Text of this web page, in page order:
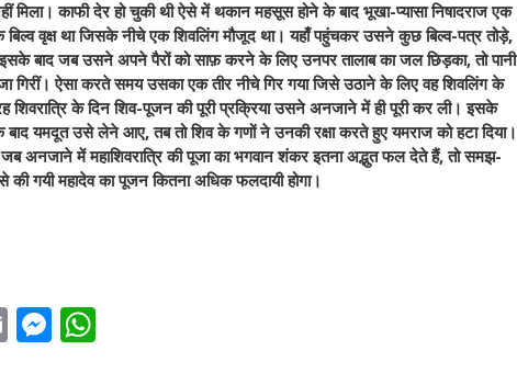
मिला। काफी देर हो चुकी थी ऐसे में थकान महसूस होने के बाद भूखा-प्यासा निषादराज एक
बिल्व वृक्ष था जिसके नीचे एक शिवलिंग मौजूद था। यहाँ पहुंचकर उसने कुछ बिल्व-पत्र तोड़े,
इसके बाद जब उसने अपने पैरों को साफ़ करने के लिए उनपर तालाब का जल छिड़का, तो पानी
गिरीं। ऐसा करते समय उसका एक तीर नीचे गिर गया जिसे उठाने के लिए वह शिवलिंग के
शिवरात्रि के दिन शिव-पूजन की पूरी प्रक्रिया उसने अनजाने में ही पूरी कर ली। इसके
बाद यमदूत उसे लेने आए, तब तो शिव के गणों ने उनकी रक्षा करते हुए यमराज को हटा दिया।
अनजाने में महाशिवरात्रि की पूजा का भगवान शंकर इतना अद्भुत फल देते हैं, तो समझ-
की गयी महादेव का पूजन कितना अधिक फलदायी होगा।
E
M